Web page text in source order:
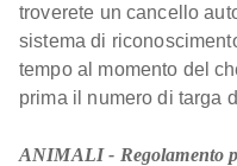
troverete un cancello
sistema di
tempo al momento del
prima il numero di targa
ANIMALI - Regolamento